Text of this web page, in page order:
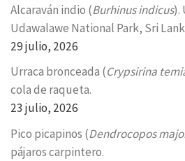
Alcaraván indio (Burhinus indicus).
Udawalawe National Park, Sri
29 julio, 2026
Urraca bronceada (Crypsirina
cola de raqueta.
23 julio, 2026
Pico picapinos (Dendrocopos
pájaros carpintero.